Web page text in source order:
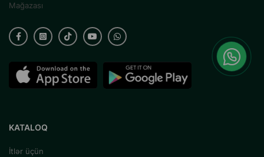
Mağazası
KATALOQ
İtlər üçün